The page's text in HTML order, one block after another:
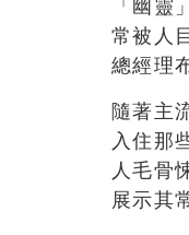
常被人
總經理
隨著主
入住那
人毛骨
展示其